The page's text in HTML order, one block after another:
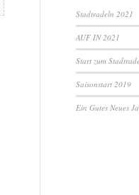
Stadtradeln 2021
AUF IN 2021
Start zum
Saisonstart 2019
Ein Gutes Neues